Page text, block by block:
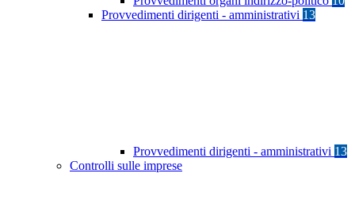
Provvedimenti dirigenti - amministrativi 13
Provvedimenti dirigenti - amministrativi 13
Controlli sulle imprese